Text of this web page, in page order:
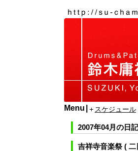
Menu スケジュール
2007年04月の日記
吉祥寺音楽祭 ( 二